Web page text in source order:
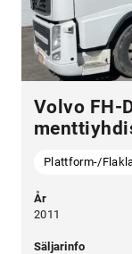
Volvo FH-
Plattform-/
År
2011
Säljarinfo